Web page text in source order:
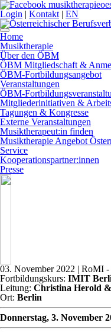
Login | Kontakt | EN
Home
Musiktherapie
Über den ÖBM
ÖBM Mitgliedschaft &
ÖBM-Fortbildungsangebot
Veranstaltungen
ÖBM-
Mitgliederinitiativen &
Tagungen & Kongresse
Externe Veranstaltungen
Musiktherapeut:in finden
Musiktherapie Angebot
Service
Kooperationspartner:innen
Presse
03. November 2022 | RoMI -
Fortbildungskurs: IMIT
Leitung: Christina Herold
Ort: Berlin
Donnerstag, 3. November